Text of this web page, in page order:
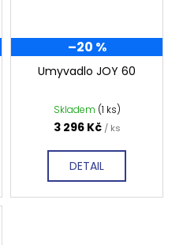
–20 %
Umyvadlo JOY 60
Skladem (1 ks)
3 296 Kč / ks
DETAIL